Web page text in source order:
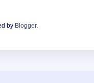
by Blogger.